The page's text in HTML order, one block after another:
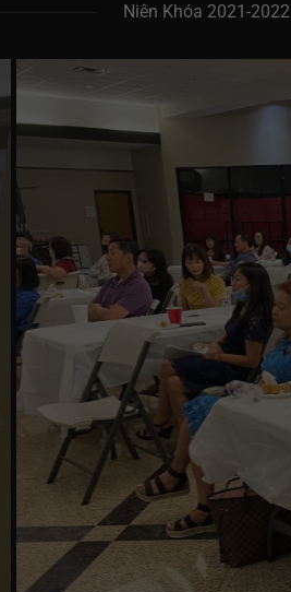
Niên Khóa 2021-2022